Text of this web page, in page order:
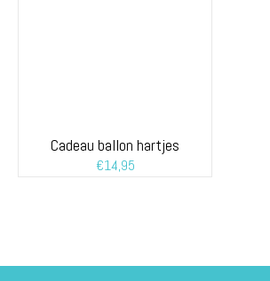
Cadeau ballon hartjes
€14,95